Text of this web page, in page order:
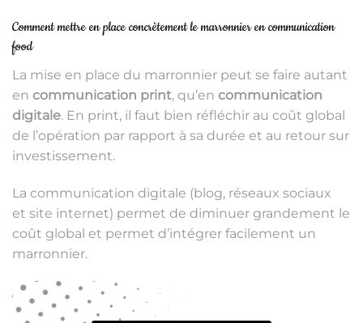
Comment mettre en place concrètement le marronnier en communication
food
La mise en place du marronnier peut se faire autant
en communication print, qu’en communication
digitale. En print, il faut bien réfléchir au coût global
de l’opération par rapport à sa durée et au retour sur
investissement.
La communication digitale (blog, réseaux sociaux
et site internet) permet de diminuer grandement le
coût global et permet d’intégrer facilement un
marronnier.